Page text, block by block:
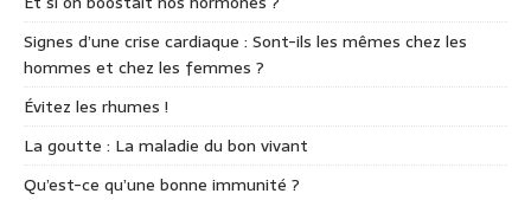
Signes d’une crise cardiaque : Sont-ils les mêmes chez les
hommes et chez les femmes ?
Évitez les rhumes !
La goutte : La maladie du bon vivant
Qu’est-ce qu’une bonne immunité ?